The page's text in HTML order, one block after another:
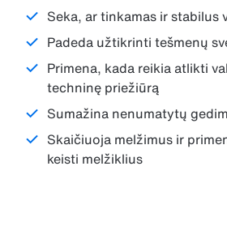
Seka, ar tinkamas ir stabilus
Padeda užtikrinti tešmenų
Primena, kada reikia atlikti
techninę priežiūrą
Sumažina nenumatytų
Skaičiuoja melžimus ir
keisti melžiklius